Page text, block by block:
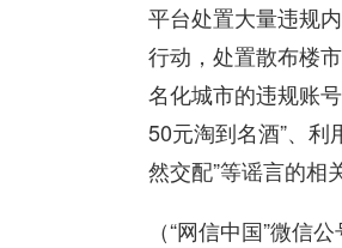
平台处置大量违规
行动，处置散布楼
名化城市的违规账
50元淘到名酒”、利
然交配”等谣言的相
（“网信中国”微信公